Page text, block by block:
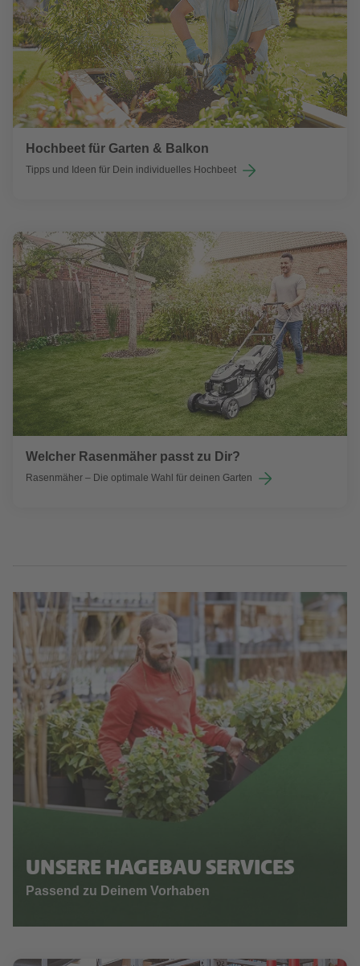
Hochbeet für Garten & Balkon
Tipps und Ideen für Dein individuelles Hochbeet
Welcher Rasenmäher passt zu Dir?
Rasenmäher – Die optimale Wahl für deinen Garten
UNSERE HAGEBAU SERVICES
Passend zu Deinem Vorhaben